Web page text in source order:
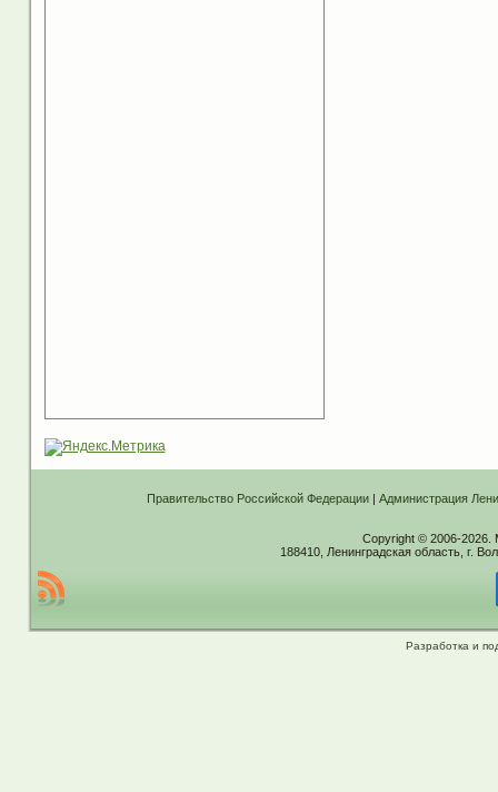
Правительство Российской Федерации| Администрация
Copyright © 2006-2026.
188410, Ленинградская область, г.
Разработка и